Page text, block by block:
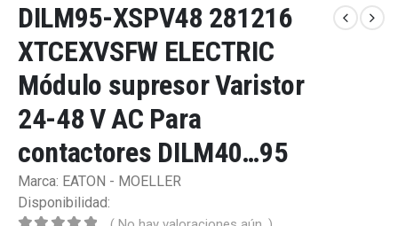
DILM95-XSPV48 281216
XTCEXVSFW ELECTRIC
Módulo supresor Varistor
24-48 V AC Para
contactores DILM40…95
Marca: EATON - MOELLER
Disponibilidad: